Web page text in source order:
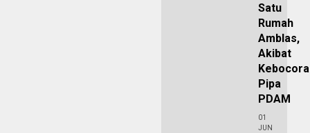
Satu
Rumah
Amblas,
Akibat
Pipa
PDAM
01
JUN